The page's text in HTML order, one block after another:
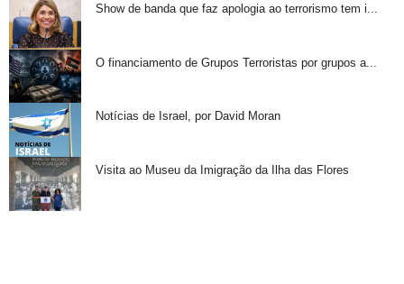
Show de banda que faz apologia ao terrorismo tem i...
O financiamento de Grupos Terroristas por grupos a...
Notícias de Israel, por David Moran
Visita ao Museu da Imigração da Ilha das Flores